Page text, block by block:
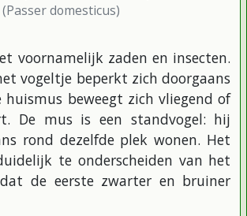
domesticus)
voornamelijk zaden en insecten.
vogeltje beperkt zich doorgaans
beweegt zich vliegend of
De mus is een standvogel: hij
rond dezelfde plek wonen. Het
te onderscheiden van het
de eerste zwarter en bruiner